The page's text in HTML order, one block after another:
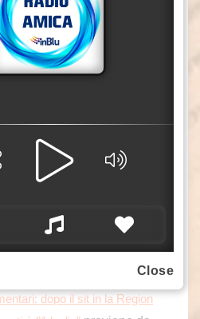
di Potere al
ha riferito l’esito del
garantito che il servizio
Secondo quanto
del personale. La
l’invio di una
superando il
aggiuntive.
dopo il sit in la Region
Close